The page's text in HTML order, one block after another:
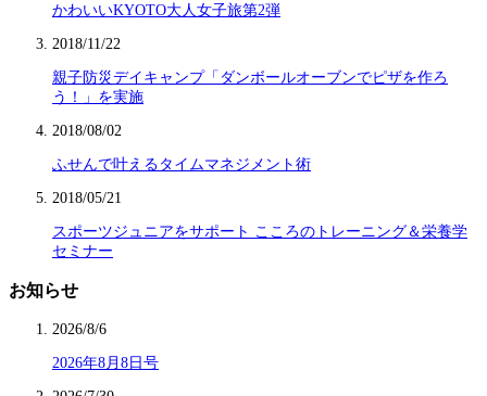
かわいいKYOTO大人女子旅第2弾
2018/11/22
親子防災デイキャンプ「ダンボールオーブンでピザを作ろ
う！」を実施
2018/08/02
ふせんで叶えるタイムマネジメント術
2018/05/21
スポーツジュニアをサポート こころのトレーニング＆栄養学
セミナー
お知らせ
2026/8/6
2026年8月8日号